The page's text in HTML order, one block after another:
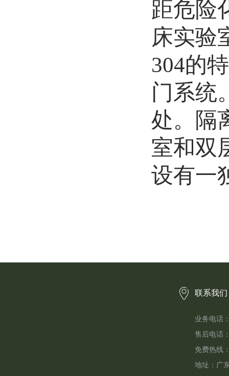
距危险
床实验
304的
门系统
处。隔
室和双
设有一
联系我们
业务电话
售后电话
免费热线
地址：广